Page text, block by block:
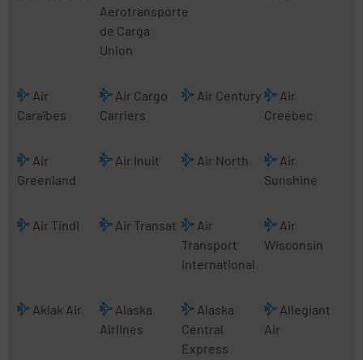
Aerotransporte
de Carga
Union
Air
Caraïbes
Air Cargo
Carriers
Air Century
Air
Creebec
Air
Greenland
Air Inuit Air North
Air
Sunshine
Air Tindi Air Transat
Air
Transport
International
Air
Wisconsin
Aklak Air
Alaska
Airlines
Alaska
Central
Express
Allegiant
Air